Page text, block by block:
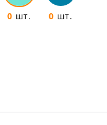
0 шт. 0 шт.